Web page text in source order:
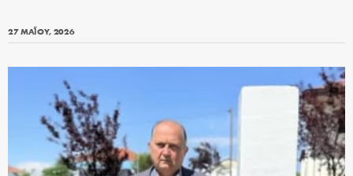
27 ΜΑΪ́ΟΥ, 2026